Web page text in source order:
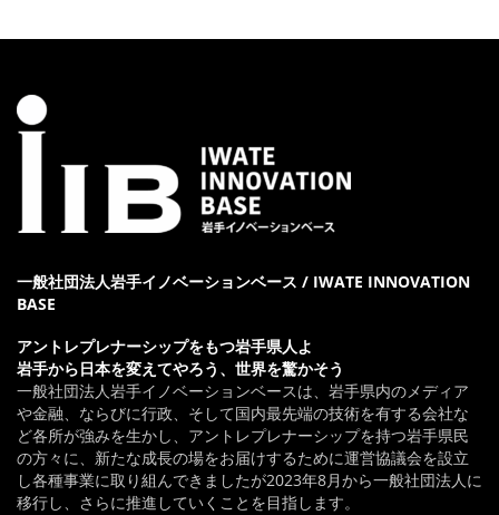
一般社団法人岩手イノベーションベース / IWATE INNOVATION
BASE
アントレプレナーシップをもつ岩手県人よ
岩手から日本を変えてやろう、世界を驚かそう
一般社団法人岩手イノベーションベースは、岩手県内のメディア
や金融、ならびに行政、そして国内最先端の技術を有する会社な
ど各所が強みを生かし、アントレプレナーシップを持つ岩手県民
の方々に、新たな成長の場をお届けするために運営協議会を設立
し各種事業に取り組んできましたが2023年8月から一般社団法人に
移行し、さらに推進していくことを目指します。